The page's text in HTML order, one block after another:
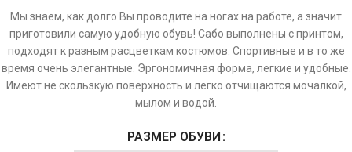
Мы знаем, как долго Вы проводите на ногах на работе, а значит
приготовили самую удобную обувь! Сабо выполнены с принтом,
подходят к разным расцветкам костюмов. Спортивные и в то же
время очень элегантные. Эргономичная форма, легкие и удобные.
Имеют не скользкую поверхность и легко отчищаются мочалкой,
мылом и водой.
РАЗМЕР ОБУВИ